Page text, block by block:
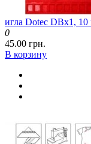
игла Dotec DBx1, 10
0
45.00 грн.
В корзину